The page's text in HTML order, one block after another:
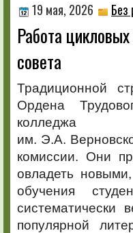
19 мая, 2026 Без
Работа
совета
Традиционной
Ордена
колледжа
им. Э.А.
комиссии. Они
овладеть
обучения
систематически
популярной